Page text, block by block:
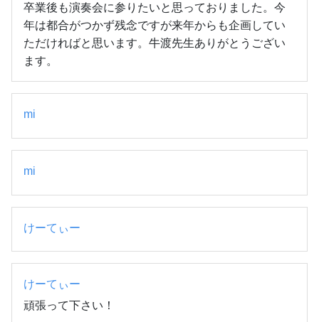
卒業後も演奏会に参りたいと思っておりました。今
年は都合がつかず残念ですが来年からも企画してい
ただければと思います。牛渡先生ありがとうござい
ます。
mi
mi
けーてぃー
けーてぃー
頑張って下さい！